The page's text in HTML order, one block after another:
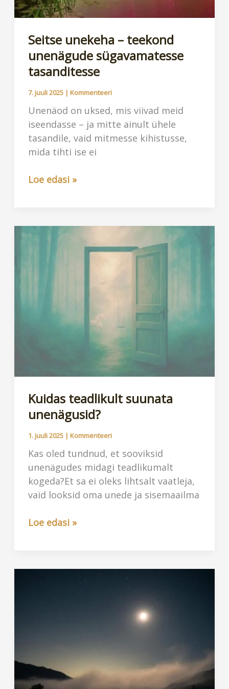
Seitse unekeha – teekond
unenägude sügavamatesse
tasanditesse
7. juuli 2025 | Kommenteeri
Unenäod on uksed, mis viivad meid
iseendasse – ja mitte ainult ühele
tasandile, vaid mitmesse kihistusse,
mida tihti ise ei
Seitse
unenägude
sügavamatesse
Loe edasi »
Kuidas teadlikult suunata
unenägusid?
1. juuli 2025 | Kommenteeri
Kas oled tundnud, et sooviksid
unenägudes midagi teadlikumalt
kogeda?Et sa ei oleks lihtsalt vaatleja,
vaid looksid oma unede ja sisemaailma
Kuidas
Loe edasi »